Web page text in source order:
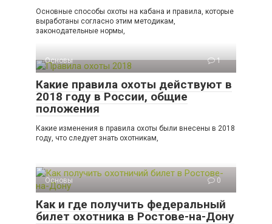
Основные способы охоты на кабана и правила, которые
выработаны согласно этим методикам,
законодательные нормы,
Основы 1
Какие правила охоты действуют в
2018 году в России, общие
положения
Какие изменения в правила охоты были внесены в 2018
году, что следует знать охотникам,
Основы 0
Как и где получить федеральный
билет охотника в Ростове-на-Дону